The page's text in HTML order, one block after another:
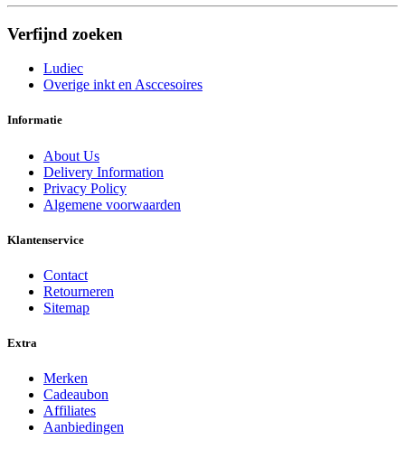
Verfijnd zoeken
Ludiec
Overige inkt en Asccesoires
Informatie
About Us
Delivery Information
Privacy Policy
Algemene voorwaarden
Klantenservice
Contact
Retourneren
Sitemap
Extra
Merken
Cadeaubon
Affiliates
Aanbiedingen